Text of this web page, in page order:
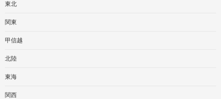
東北
関東
甲信越
北陸
東海
関西